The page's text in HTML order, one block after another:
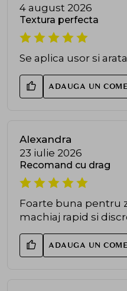
4 august 2026
Textura perfecta
Se aplica usor si
ADAUGA UN
Alexandra
23 iulie 2026
Recomand cu drag
Foarte buna pentru
machiaj rapid si
ADAUGA UN